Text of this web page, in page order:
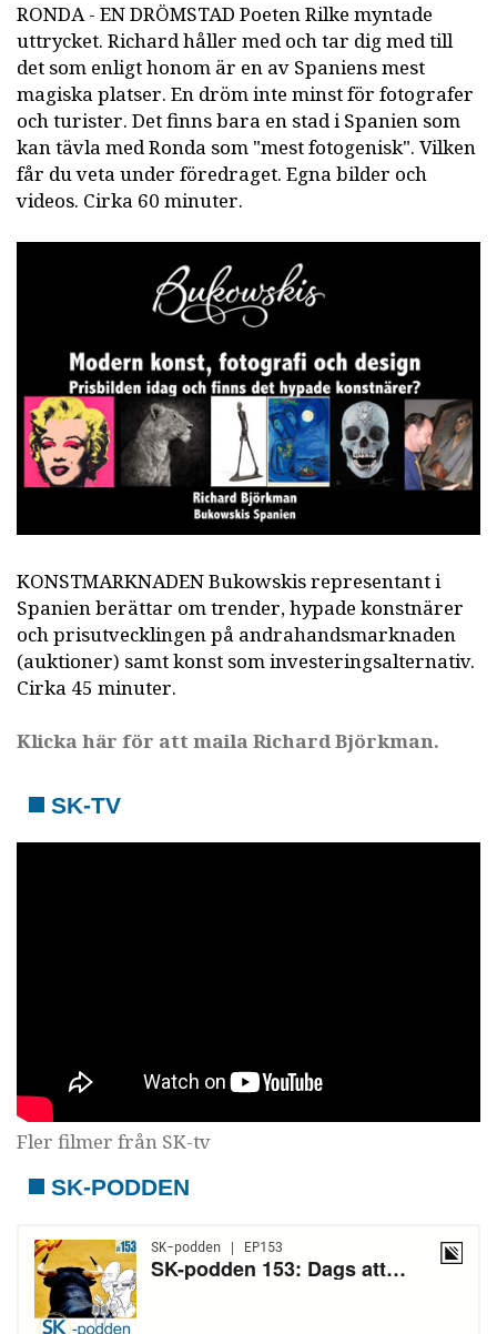
RONDA - EN DRÖMSTAD Poeten Rilke myntade
uttrycket. Richard håller med och tar dig med till
det som enligt honom är en av Spaniens mest
magiska platser. En dröm inte minst för fotografer
och turister. Det finns bara en stad i Spanien som
kan tävla med Ronda som "mest fotogenisk". Vilken
får du veta under föredraget. Egna bilder och
videos. Cirka 60 minuter.
KONSTMARKNADEN Bukowskis representant i
Spanien berättar om trender, hypade konstnärer
och prisutvecklingen på andrahandsmarknaden
(auktioner) samt konst som investeringsalternativ.
Cirka 45 minuter.
Klicka här för att maila Richard Björkman.
SK-TV
Fler filmer från SK-tv
SK-PODDEN